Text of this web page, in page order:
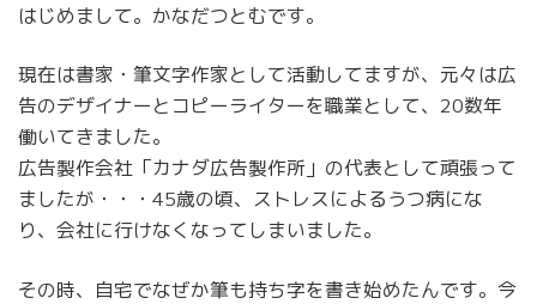
はじめまして。かなだつとむです。
現在は書家・筆文字作家として活動してますが、元々は広
告のデザイナーとコピーライターを職業として、20数年
働いてきました。
広告製作会社「カナダ広告製作所」の代表として頑張って
ましたが・・・45歳の頃、ストレスによるうつ病にな
り、会社に行けなくなってしまいました。
その時、自宅でなぜか筆も持ち字を書き始めたんです。今